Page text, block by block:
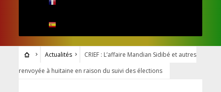
Actualités
CRIEF : L’affaire Mandian Sidibé et autres
renvoyée à huitaine en raison du suivi des élections